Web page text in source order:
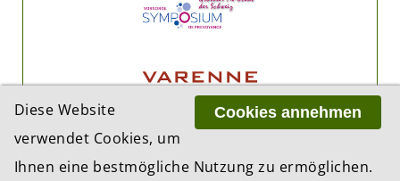
Cookies annehmen
Diese Website
verwendet Cookies, um
Ihnen eine bestmögliche Nutzung zu ermöglichen.